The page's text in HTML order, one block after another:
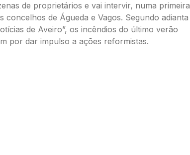
de proprietários e vai intervir, numa primeira
concelhos de Águeda e Vagos. Segundo adianta
de Aveiro”, os incêndios do último verão
por dar impulso a ações reformistas.